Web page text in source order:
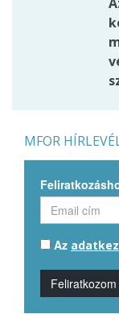
MFOR
Az
Feliratkozom